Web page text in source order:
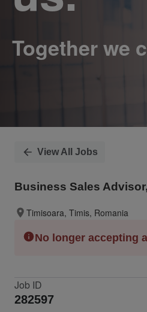
View All Jobs
Business Sales
Timisoara, Timis, Romania
No longer accepting
Job ID
282597